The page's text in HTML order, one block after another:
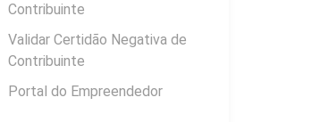
Contribuinte
Validar Certidão Negativa de
Contribuinte
Portal do Empreendedor